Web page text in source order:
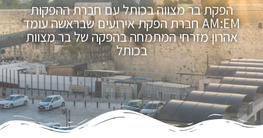
הפקת בר מצווה בכותל עם חברת ההפקות
AM:EM חברת הפקת אירועים שבראשה עומד
אהרון מזרחי המתמחה בהפקה של בר מצוות
בכותל